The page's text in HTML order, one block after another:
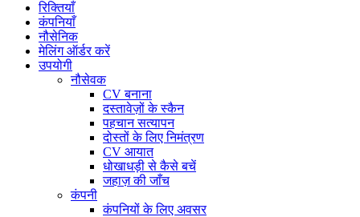
रिक्तियाँ
कंपनियाँ
नौसेनिक
मेलिंग ऑर्डर करें
उपयोगी
नौसेवक
CV बनाना
दस्तावेज़ों के स्कैन
पहचान सत्यापन
दोस्तों के लिए निमंत्रण
CV आयात
धोखाधड़ी से कैसे बचें
जहाज़ की जाँच
कंपनी
कंपनियों के लिए अवसर